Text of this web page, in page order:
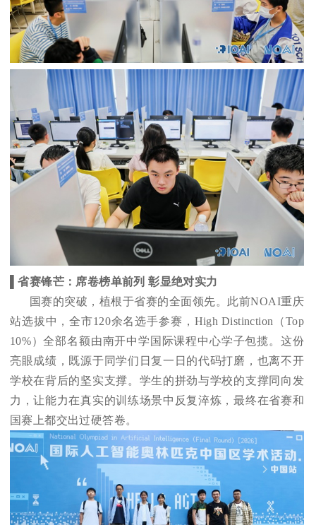
▌省赛锋芒：席卷榜单前列 彰显绝对实力
国赛的突破，植根于省赛的全面领先。此前NOAI重庆
站选拔中，全市120余名选手参赛，High Distinction（Top
10%）全部名额由南开中学国际课程中心学子包揽。这份
亮眼成绩，既源于同学们日复一日的代码打磨，也离不开
学校在背后的坚实支撑。学生的拼劲与学校的支撑同向发
力，让能力在真实的训练场景中反复淬炼，最终在省赛和
国赛上都交出过硬答卷。